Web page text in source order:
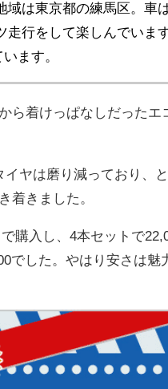
域は東京都の練馬区。車
走行をして楽しんでいま
ます。
ら着けっぱなしだった
イヤは磨り減っており、
着きました。
購入し、4本セットで
でした。やはり安さは